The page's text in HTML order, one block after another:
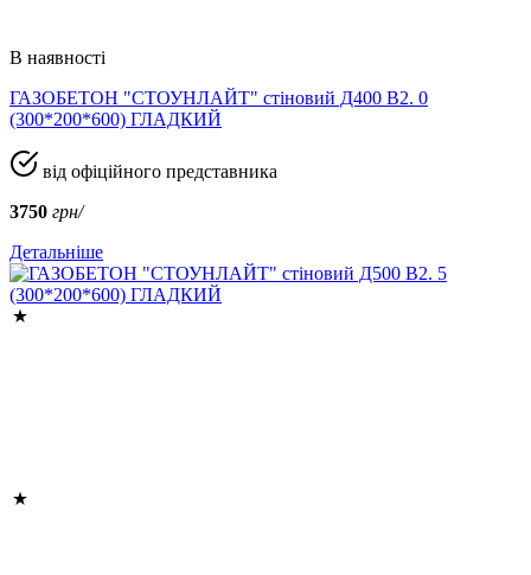
В наявності
ГАЗОБЕТОН "СТОУНЛАЙТ" стіновий Д400 В2. 0
(300*200*600) ГЛАДКИЙ
від офіційного представника
3750 грн/
Детальніше